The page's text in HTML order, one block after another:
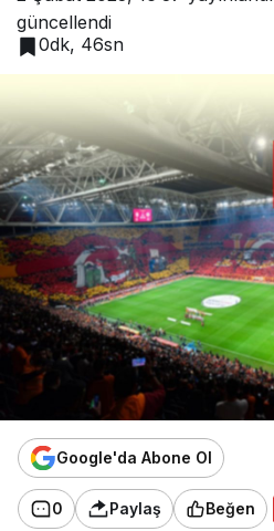
güncellendi
0dk, 46sn
Google'da Abone Ol
0 Paylaş Beğen